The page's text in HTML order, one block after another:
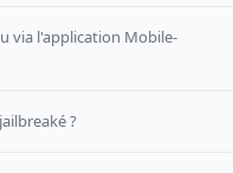
via l'application Mobile-
?